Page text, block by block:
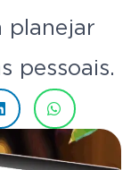
planejar
pessoais.